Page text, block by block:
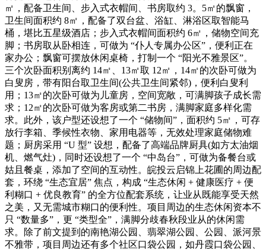
㎡，配备卫生间、步入式衣帽间、书房取约 3。5㎡的飘窗，
卫生间面积约 8㎡，配备了双台盆、浴缸、淋浴区取智能马
桶，堪比五星级酒店；步入式衣帽间面积约 6㎡，储物空间充
脚；书房取从卧相连，可做为 “仆人专属办公区”，便利正在
家办公；飘窗可摆放休闲桌椅，打制一个 “阳光不雅景区”。
三个次卧面积别离约 14㎡、13㎡取 12㎡，14㎡的次卧可做为
白叟房，带有阳台取卫生间(公共卫生间紧邻)，便利白叟利
用；13㎡的次卧可做为儿童房，空间宽敞，可满脚孩子成长需
求；12㎡的次卧可做为客房或第二书房，满脚家庭多样化需
求。此外，该户型还设想了一个 “储物间”，面积约 5㎡，可存
放行李箱、季候性衣物、家用电器等，无效处理家庭储物难
题；厨房采用 “U 型” 设想，配备了高端品牌厨具(如方太油烟
机、燃气灶)，同时还设想了一个 “中岛台”，可做为备餐台或
姑且餐桌，添加了空间的互动性。皖投云启锦上花圃的周边配
套，环绕 “生态宜居” 焦点，构成 “生态休闲 + 健康医疗 + 便
利糊口 + 优良教育” 的全方位配套系统，让业从既能享受天然
之美，又无需城市糊口的便利性。项目周边的生态休闲资本不
只 “数量多”，更 “类型全”，满脚分歧春秋段业从的休闲需
求。除了前文提到的南艳湖公园、翡翠湖公园、公园、派河景
不雅带，项目周边还有多个社区口袋公园，如丹霞口袋公园、